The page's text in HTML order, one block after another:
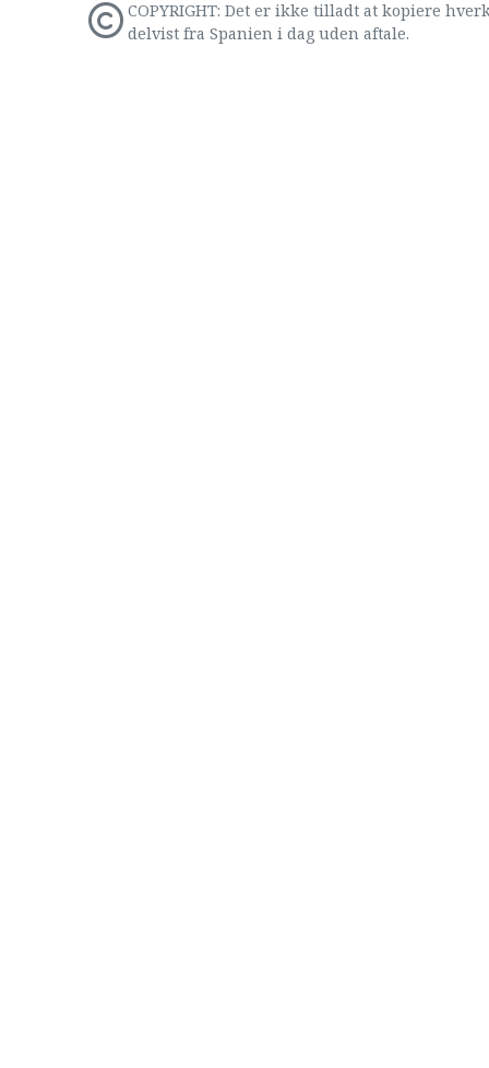
COPYRIGHT: Det er ikke tilladt at kopiere
delvist fra Spanien i dag uden aftale.